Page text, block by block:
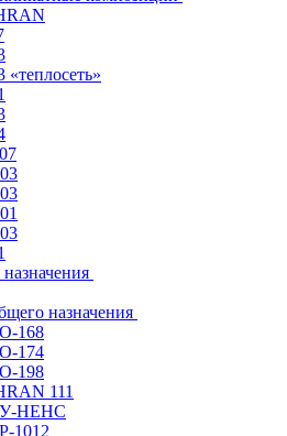
назначения
168
174
198
111
НЕНС
1012